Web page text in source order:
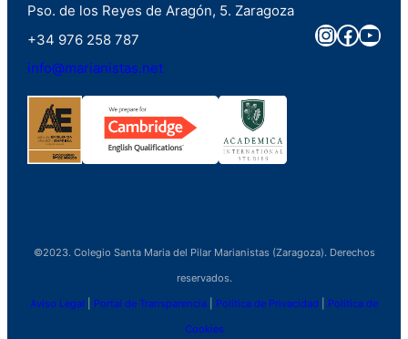
Pso. de los Reyes de Aragón, 5. Zaragoza
+34 976 258 787
info@marianistas.net
©2023. Colegio Santa Maria del Pilar Marianistas (Zaragoza). Derechos
reservados.
Aviso Legal Portal de Transparencia Política de Privacidad Política de
Cookies